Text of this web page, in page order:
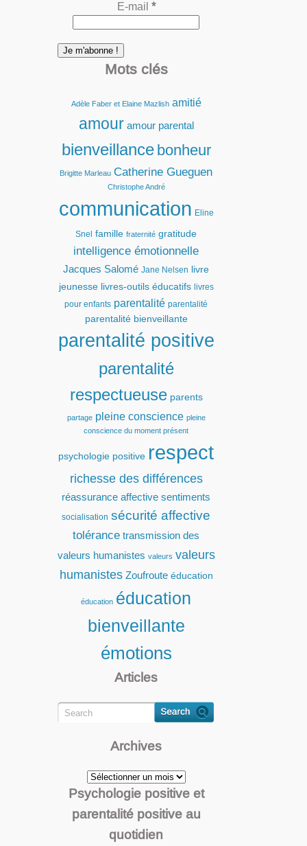
E-mail *
Mots clés
Adèle Faber et Elaine Mazlish amitié
amour amour parental
bienveillance bonheur
Brigitte Marleau Catherine Gueguen
Christophe André
communication Eline
Snel famille fraternité gratitude
intelligence émotionnelle
Jacques Salomé Jane Nelsen
livre
jeunesse livres-outils éducatifs livres
pour enfants parentalité parentalité
parentalité bienveillante
parentalité positive
parentalité
respectueuse parents
partage pleine conscience pleine
conscience du moment présent
psychologie positive respect
richesse des différences
réassurance affective sentiments
socialisation sécurité affective
tolérance transmission des
valeurs humanistes valeurs valeurs
humanistes Zoufroute éducation
éducation éducation
bienveillante
émotions
Articles
Archives
Archives
Psychologie positive et
parentalité positive au
quotidien